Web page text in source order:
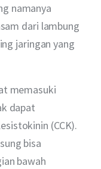
namanya
dari lambung
jaringan yang
memasuki
dapat
(CCK).
bisa
bawah